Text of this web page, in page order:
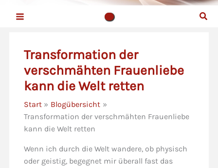
Transformation der
verschmähten Frauenliebe
kann die Welt retten
Start
Blogübersicht
Transformation der verschmähten Frauenliebe
kann die Welt retten
Wenn ich durch die Welt wandere, ob physisch
oder geistig, begegnet mir überall fast das